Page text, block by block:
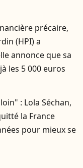
précaire,
(HPI) a
annonce que sa
les 5 000 euros
: Lola Séchan,
la France
pour mieux se